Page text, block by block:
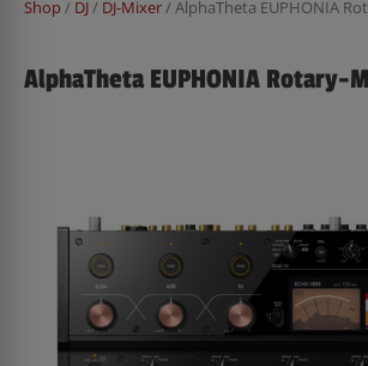
Shop/ DJ/ DJ-Mixer/ AlphaTheta EUPHONIA
AlphaTheta EUPHONIA Rotary-